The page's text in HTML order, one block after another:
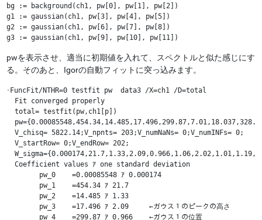
bg := background(ch1, pw[0], pw[1], pw[2])
g1 := gaussian(ch1, pw[3], pw[4], pw[5])
g2 := gaussian(ch1, pw[6], pw[7], pw[8])
g3 := gaussian(ch1, pw[9], pw[10], pw[11])
pwを表示させ、適当に初期値を入れて、スペクトルと似た感じにす
る。そのあと、Igorの自動フィットに突っ込みます。
･FuncFit/NTHR=0 testfit pw  data3 /X=ch1 /D=total
  Fit converged properly
  total= testfit(pw,ch1[p])
  V_chisq= 5822.14;V_npnts= 203;V_numNaNs= 0;V_numINFs= 0;
  V_startRow= 0;V_endRow= 202;
  Coefficient values ｱ one standard deviation